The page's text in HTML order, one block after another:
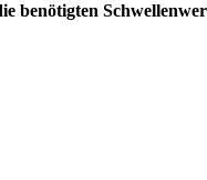
benötigten